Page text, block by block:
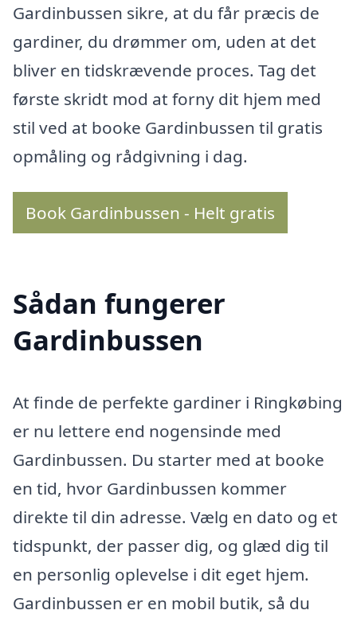
Gardinbussen sikre, at du får præcis de
gardiner, du drømmer om, uden at det
bliver en tidskrævende proces. Tag det
første skridt mod at forny dit hjem med
stil ved at booke Gardinbussen til gratis
opmåling og rådgivning i dag.
Book Gardinbussen - Helt gratis
Sådan fungerer
Gardinbussen
At finde de perfekte gardiner i Ringkøbing
er nu lettere end nogensinde med
Gardinbussen. Du starter med at booke
en tid, hvor Gardinbussen kommer
direkte til din adresse. Vælg en dato og et
tidspunkt, der passer dig, og glæd dig til
en personlig oplevelse i dit eget hjem.
Gardinbussen er en mobil butik, så du